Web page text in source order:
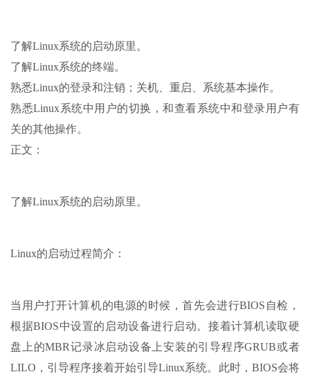
了解Linux系统的启动原里。
了解Linux系统的终端。
熟悉Linux的登录和注销；关机、重启、系统基本操作。
熟悉Linux系统中用户的切换，和查看系统中和登录用户有
关的其他操作。
正文：
了解Linux系统的启动原里。
Linux的启动过程简介：
当用户打开计算机的电源的时候，首先会进行BIOS自检，
根据BIOS中设置的启动设备进行启动。接着计算机读取硬
盘上的MBR记录冰启动设备上安装的引导程序GRUB或者
LILO，引导程序接着开始引导Linux系统。此时，BIOS会将